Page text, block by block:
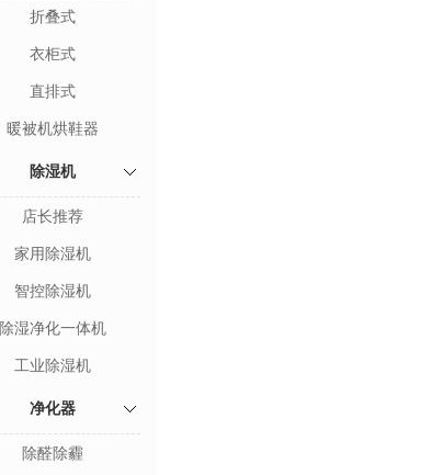
折叠式
衣柜式
直排式
暖被机烘鞋器
除湿机
店长推荐
家用除湿机
智控除湿机
除湿净化一体机
工业除湿机
净化器
除醛除霾